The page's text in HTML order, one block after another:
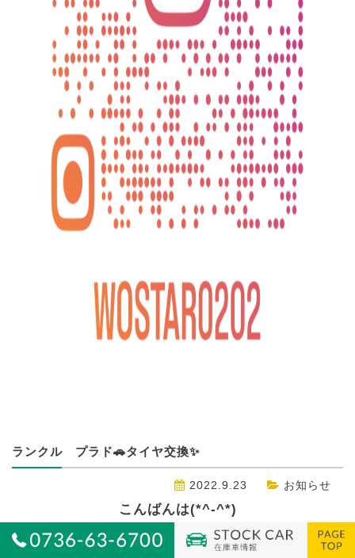
ランクル プラド🚗タイヤ交換✨
2022.9.23 お知らせ
こんばんは(*^-^*)
ハイブリッドワールド 前田です🥰